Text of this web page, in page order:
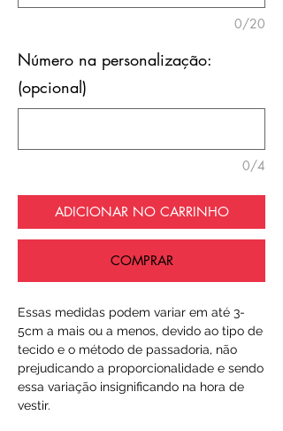
0/20
Número na personalização:
(opcional)
0/4
ADICIONAR NO CARRINHO
COMPRAR
Essas medidas podem variar em até 3-
5cm a mais ou a menos, devido ao tipo de
tecido e o método de passadoria, não
prejudicando a proporcionalidade e sendo
essa variação insignificando na hora de
vestir.